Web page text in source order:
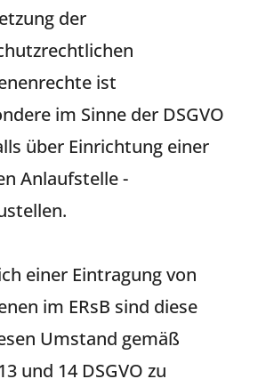
der
ist
im Sinne der DSGVO
über Einrichtung einer
Anlaufstelle -
einer Eintragung von
im ERsB sind diese
Umstand gemäß
und 14 DSGVO zu